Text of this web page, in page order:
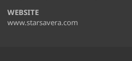
WEBSITE
www.starsavera.com